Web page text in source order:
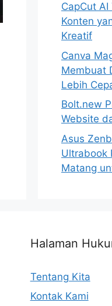
CapCut
Konten
Kreatif
Canva
Membuat
Lebih
Bolt.new
Website
Asus
Ultrabook
Matang
Halaman
Tentang Kita
Kontak Kami